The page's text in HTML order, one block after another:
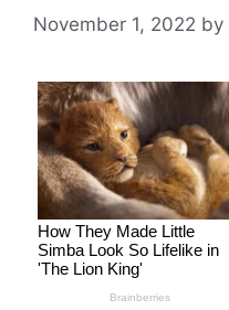
November 1, 2022 by